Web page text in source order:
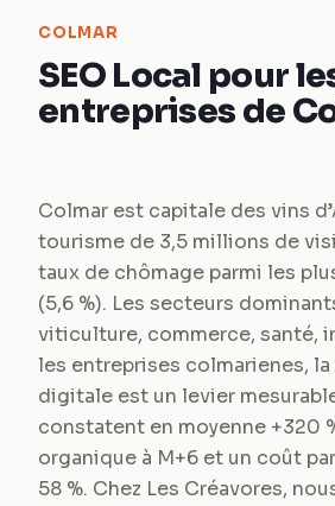
COLMAR
SEO Local pour
entreprises de
Colmar est capitale des vins
tourisme de 3,5 millions de
taux de chômage parmi les
(5,6 %). Les secteurs
viticulture, commerce, santé,
les entreprises colmarienes,
digitale est un levier
constatent en moyenne +320
organique à M+6 et un coût
58 %. Chez Les Créavores,